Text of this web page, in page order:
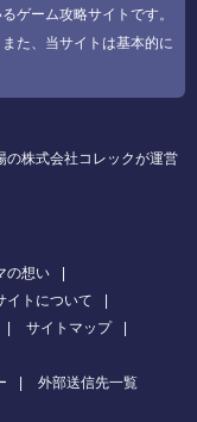
ゲーム攻略サイトです。
た、当サイトは基本的に
の株式会社コレックが運営
の想い
イトについて
サイトマップ
外部送信先一覧